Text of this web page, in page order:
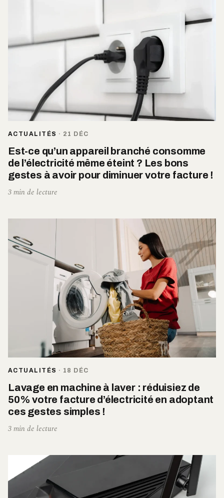
ACTUALITÉS · 21 DÉC
Est-ce qu’un appareil branché consomme
de l’électricité même éteint ? Les bons
gestes à avoir pour diminuer votre facture !
3 min de lecture
ACTUALITÉS · 18 DÉC
Lavage en machine à laver : réduisiez de
50% votre facture d’électricité en adoptant
ces gestes simples !
3 min de lecture